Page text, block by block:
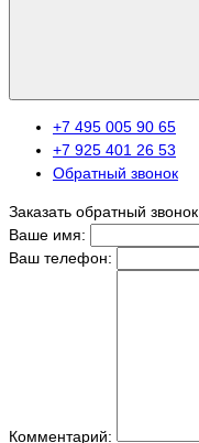
+7 495 005 90 65
+7 925 401 26 53
Обратный звонок
Заказать обратный звонок
Ваше имя:
Ваш телефон:
Комментарий: